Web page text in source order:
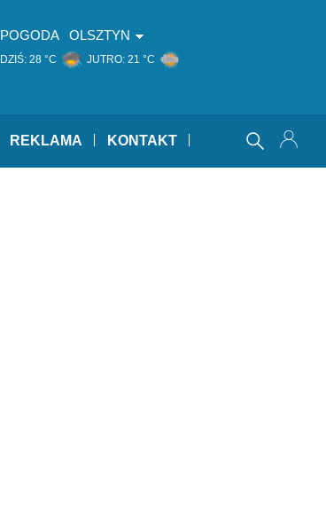
POGODA OLSZTYN
DZIŚ: 28 °C JUTRO: 21 °C
REKLAMA KONTAKT